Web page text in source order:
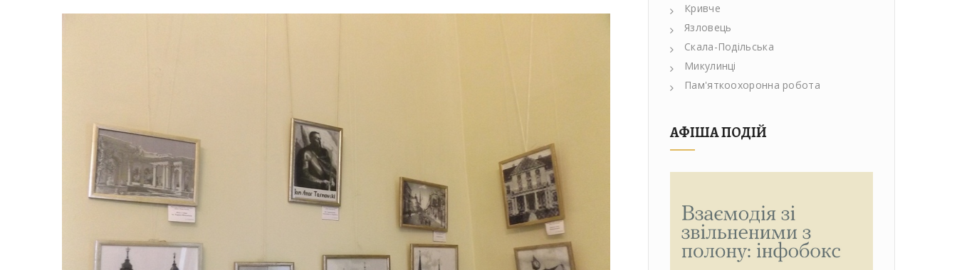
Кривче
Язловець
Скала-Подільська
Микулинці
Пам'яткоохоронна робота
АФІША ПОДІЙ